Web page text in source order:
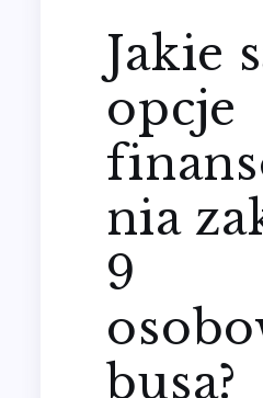
Jakie
opcje
nia
9
busa?